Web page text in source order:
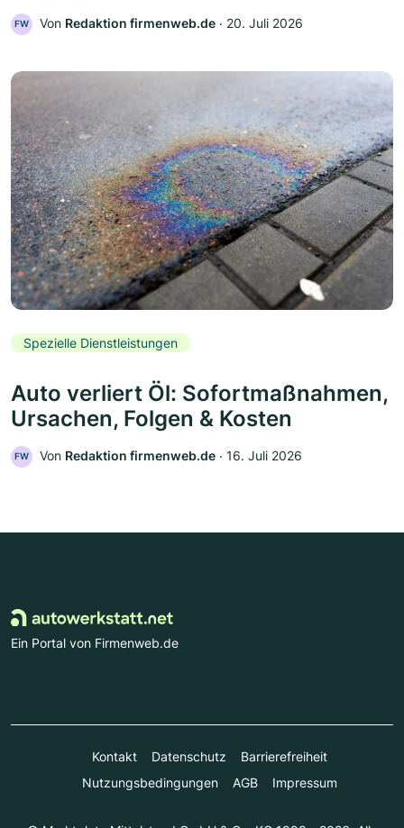
FW Von Redaktion firmenweb.de ‧ 20. Juli 2026
Spezielle Dienstleistungen
Auto verliert Öl: Sofortmaßnahmen,
Ursachen, Folgen & Kosten
FW Von Redaktion firmenweb.de ‧ 16. Juli 2026
Ein Portal von Firmenweb.de
Kontakt Datenschutz
Barrierefreiheit
Nutzungsbedingungen
AGB Impressum